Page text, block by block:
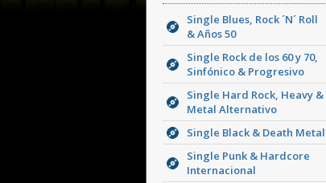
Single Blues, Rock ´N´ Roll
& Años 50
Single Rock de los 60 y 70,
Sinfónico & Progresivo
Single Hard Rock, Heavy &
Metal Alternativo
Single Black & Death Metal
Single Punk & Hardcore
Internacional